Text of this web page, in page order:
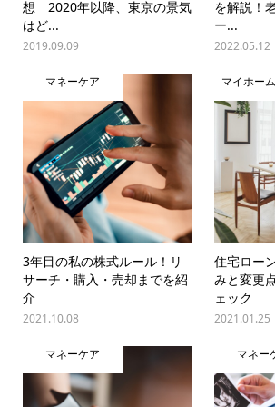
想 2020年以降、東京の景気
はど...
2019.09.09
を解説！
ー...
2022.05.12
マネーケア
3年目の私の株式ルール！リ
サーチ・購入・売却までを紹
介
2021.10.08
マイホー
住宅ロー
みと変更
ェック
2021.01.25
マネーケア マネー